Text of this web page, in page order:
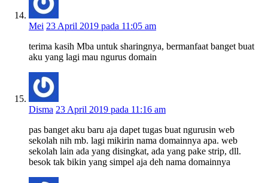
Mei 23 April 2019 pada 11:05 am
terima kasih Mba untuk sharingnya, bermanfaat banget buat
aku yang lagi mau ngurus domain
Disma 23 April 2019 pada 11:16 am
pas banget aku baru aja dapet tugas buat ngurusin web
sekolah nih mb. lagi mikirin nama domainnya apa. web
sekolah lain ada yang disingkat, ada yang pake strip, dll.
besok tak bikin yang simpel aja deh nama domainnya